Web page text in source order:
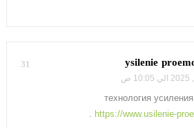
31 ysilenie
технология
https://www.usilenie-